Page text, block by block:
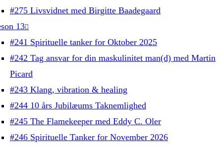
#275 Livsvidnet med Birgitte Baadegaard
13
#241 Spirituelle tanker for Oktober 2025
#242 Tag ansvar for din maskulinitet man(d) med Martin
Picard
#243 Klang, vibration & healing
#244 10 års Jubilæums Taknemlighed
#245 The Flamekeeper med Eddy C. Oler
#246 Spirituelle Tanker for November 2026